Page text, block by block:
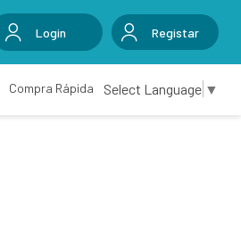
Login Registar
Compra Rápida Select Language ▼